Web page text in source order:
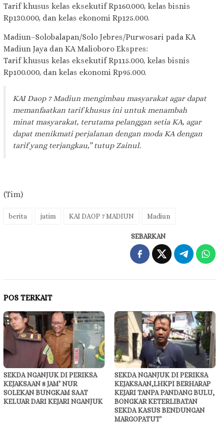
Tarif khusus kelas eksekutif Rp160.000, kelas bisnis
Rp130.000, dan kelas ekonomi Rp125.000.
Madiun–Solobalapan/Solo Jebres/Purwosari pada KA
Madiun Jaya dan KA Malioboro Ekspres:
Tarif khusus kelas eksekutif Rp115.000, kelas bisnis
Rp100.000, dan kelas ekonomi Rp95.000.
KAI Daop 7 Madiun mengimbau masyarakat agar dapat
memanfaatkan tarif khusus ini untuk menambah
minat masyarakat, terutama pelanggan setia KA, agar
dapat menikmati perjalanan dengan moda KA dengan
tarif yang terjangkau,” tutup Zainul.
(Tim)
berita jatim KAI DAOP 7 MADIUN Madiun
SEBARKAN
POS TERKAIT
SEKDA NGANJUK DI PERIKSA
KEJAKSAAN 8 JAM’ NUR
SOLEKAN BUNGKAM SAAT
KELUAR DARI KEJARI NGANJUK
SEKDA NGANJUK DI PERIKSA
KEJAKSAAN,LHKPI BERHARAP
KEJARI TANPA PANDANG BULU,
BONGKAR KETERLIBATAN
SEKDA KASUS BENDUNGAN
MARGOPATUT’